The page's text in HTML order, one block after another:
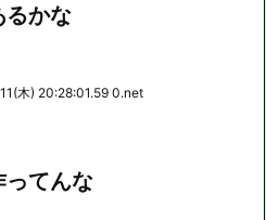
るかな
木) 20:28:01.59 0.net
ってんな